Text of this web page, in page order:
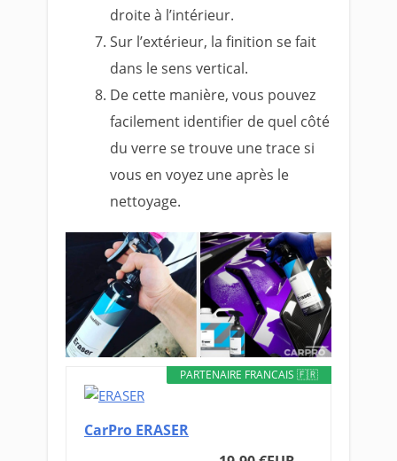
droite à l’intérieur.
Sur l’extérieur, la finition se fait
dans le sens vertical.
De cette manière, vous pouvez
facilement identifier de quel côté
du verre se trouve une trace si
vous en voyez une après le
nettoyage.
PARTENAIRE FRANCAIS 🇫🇷
CarPro ERASER